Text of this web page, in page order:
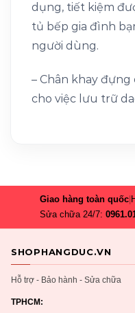
dụng, tiết kiệm
tủ bếp gia đình
người dùng.
– Chân khay
cho việc lưu trữ
Giao hàng toàn quốc
Sửa chữa 24/7:
SHOPHANGDUC.VN
Hỗ trợ - Bảo hành - Sửa chữa
TPHCM: